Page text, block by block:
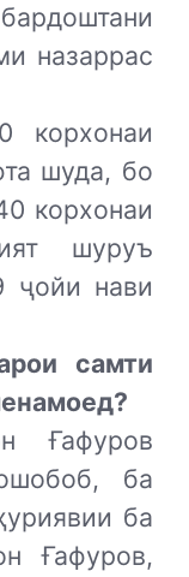
назаррас
корхонаи
шуда, бо
корхонаи
шуруъ
ҷойи нави
самти
Ғафуров
ба
ба
Ғафуров,